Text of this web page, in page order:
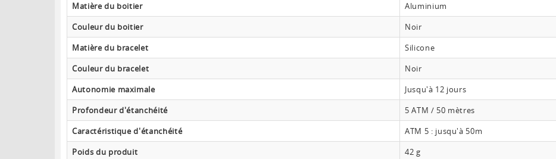
Matière du boitier
Aluminium
Couleur du boitier
Noir
Matière du bracelet
Silicone
Couleur du bracelet
Noir
Autonomie maximale
Jusqu'à 12 jours
Profondeur d'étanchéité
5 ATM / 50 mètres
Caractéristique d'étanchéité
ATM 5 : jusqu'à 50m
Poids du produit
42 g